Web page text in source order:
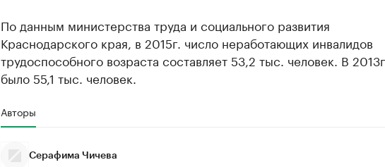
По данным министерства труда и социального развития
Краснодарского края, в 2015г. число неработающих инвалидов
трудоспособного возраста составляет 53,2 тыс. человек. В
было 55,1 тыс. человек.
Авторы
Серафима Чичева